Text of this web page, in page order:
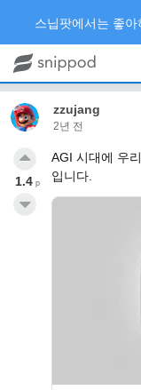
zzujang
2년 전
AGI 시대에 우
입니다.
1.4 p